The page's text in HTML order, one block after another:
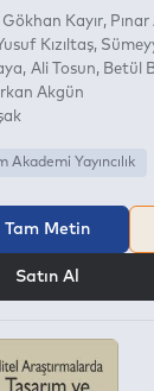
Gökhan Kayır
Pınar
Kızıltaş
Ali Tosun
Betül
Akgün
Akademi Yayıncılık
Tam Metin
Satın Al